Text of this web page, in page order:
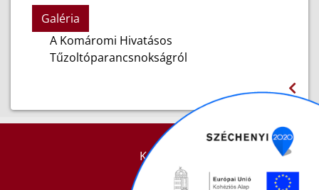
Galéria
A Komáromi Hivatásos
Tűzoltóparancsnokságról
KAPCSOLAT
IMPRESSZUM